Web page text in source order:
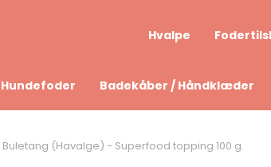
Hvalpe
Hundefoder Badekåber / Håndklæder
Buletang (Havalge) - Superfood topping 100 g.